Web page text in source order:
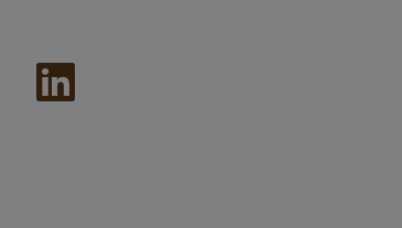
des Nutzers für ihre
Interaktion mit der